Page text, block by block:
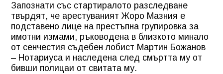
Запознати със стартиралото разследване
твърдят, че арестуваният Жоро Мазния е
подставено лице на престъпна групировка за
имотни измами, ръководена в близкото минало
от сенчестия съдебен лобист Мартин Божанов
– Нотариуса и наследена след смъртта му от
бивши полицаи от свитата му.